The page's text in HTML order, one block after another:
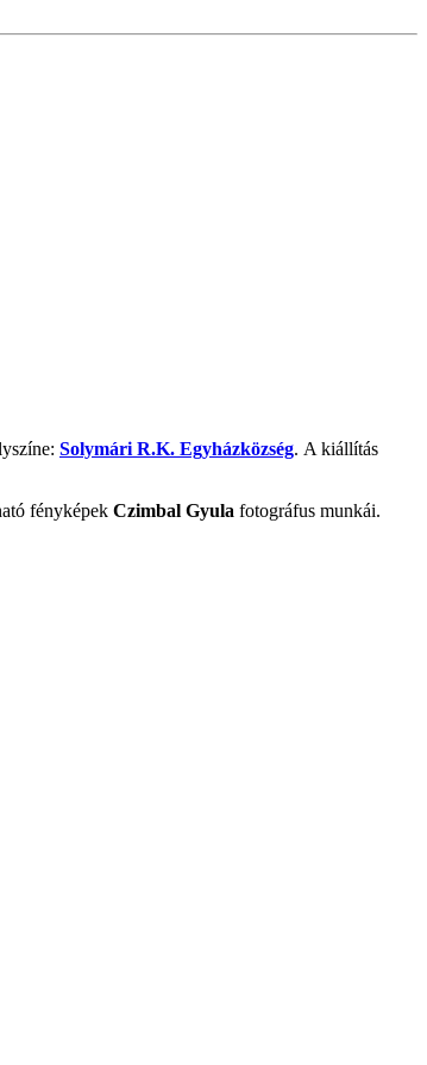
Solymári R.K. Egyházközség. A kiállítás
fényképek Czimbal Gyula fotográfus munkái.